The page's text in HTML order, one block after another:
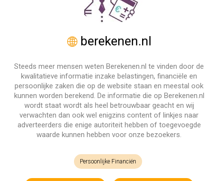
berekenen.nl
Steeds meer mensen weten Berekenen.nl te vinden door de
kwalitatieve informatie inzake belastingen, financiële en
persoonlijke zaken die op de website staan en meestal ook
kunnen worden berekend. De informatie die op Berekenen.nl
wordt staat wordt als heel betrouwbaar geacht en wij
verwachten dan ook wel enigzins content of linkjes naar
adverteerders die enige autoriteit hebben of toegevoegde
waarde kunnen hebben voor onze bezoekers.
Persoonlijke Financiën